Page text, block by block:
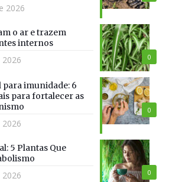
2026
0
o ar e trazem
internos
0
imunidade: 6
para fortalecer as
0
5 Plantas Que